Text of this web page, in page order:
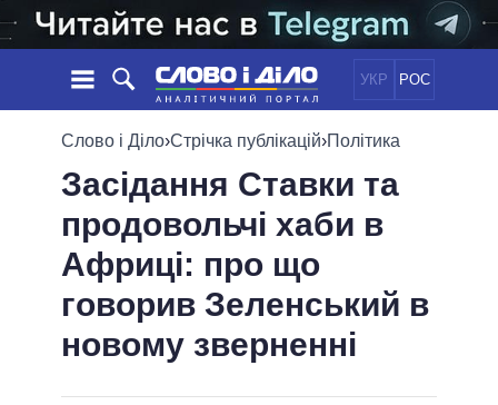
УКР РОС
НОВИНИ
СТРІЧКА
ПОДІЇ
СТАТТІ
ДУМКИ
ОГЛЯДИ
ДАЙДЖЕСТИ
ПОЛІТИКА
ЕКОНОМІКА
СУСПІЛЬСТВО
СВІТ
ОБIЦЯНКИ
ПОЛIТИКИ
УСІ ПОЛІТИКИ
ПРЕЗИДЕНТ І ОФІС
ВЕРХОВНА РАДА
ІНФОГРАФІКА
ВІДЕО
Слово і Діло›Стрічка публікацій›Політика
Засідання Ставки та
продовольчі хаби в
Африці: про що
говорив Зеленський в
новому зверненні